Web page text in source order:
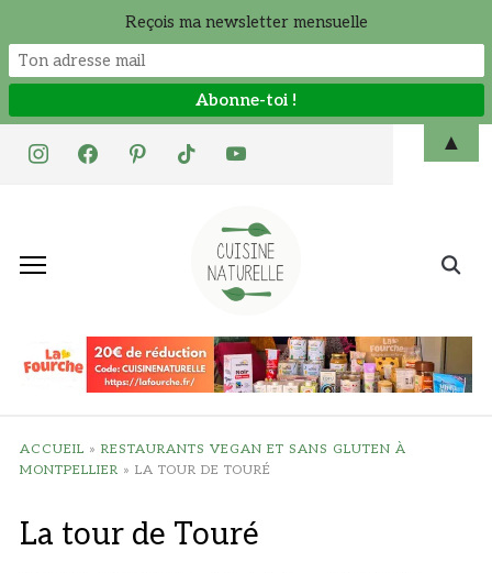
instagramfacebookpinteresttiktok youtube
Search
ACCUEIL » RESTAURANTS VEGAN ET SANS GLUTEN À
MONTPELLIER » LA TOUR DE TOURÉ
La tour de Touré
Reçois ma newsletter mensuelle
▲